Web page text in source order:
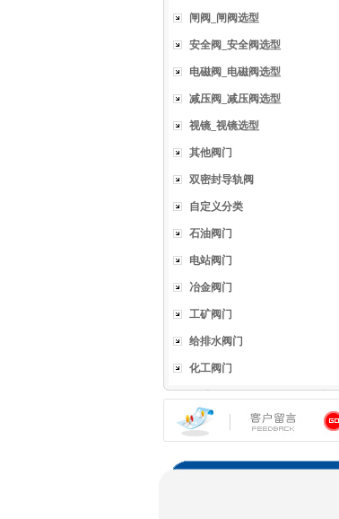
闸阀_闸阀选型
安全阀_安全阀选型
电磁阀_电磁阀选型
减压阀_减压阀选型
视镜_视镜选型
其他阀门
双密封导轨阀
自定义分类
石油阀门
电站阀门
冶金阀门
工矿阀门
给排水阀门
化工阀门